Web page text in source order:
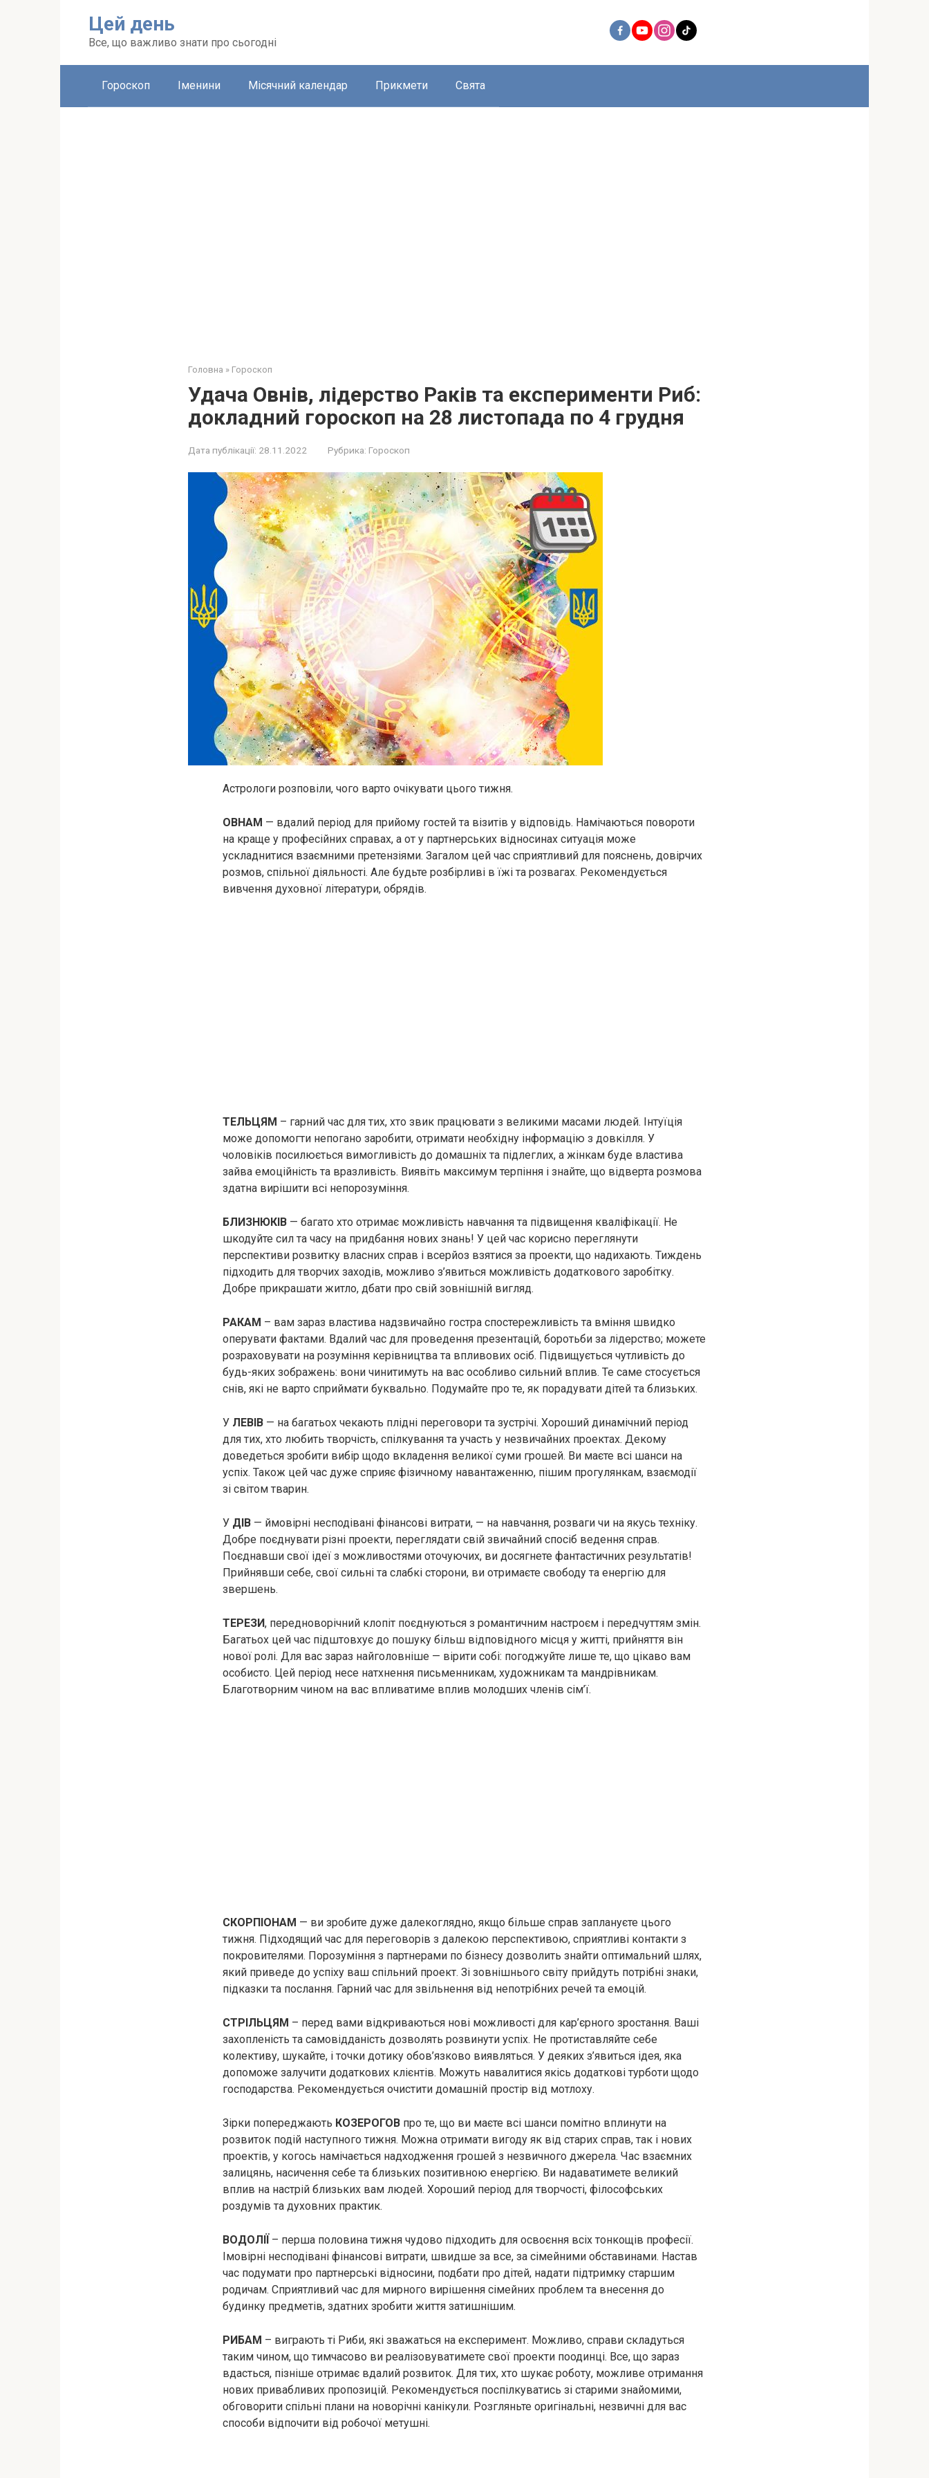
Цей день
Все, що важливо знати про сьогодні
Гороскоп Іменини Місячний календар Прикмети Свята
Головна » Гороскоп
Удача Овнів, лідерство Раків та експерименти Риб:
докладний гороскоп на 28 листопада по 4 грудня
Дата публікації: 28.11.2022 Рубрика: Гороскоп
Астрологи розповіли, чого варто очікувати цього тижня.
ОВНАМ — вдалий період для прийому гостей та візитів у відповідь. Намічаються повороти
на краще у професійних справах, а от у партнерських відносинах ситуація може
ускладнитися взаємними претензіями. Загалом цей час сприятливий для пояснень, довірчих
розмов, спільної діяльності. Але будьте розбірливі в їжі та розвагах. Рекомендується
вивчення духовної літератури, обрядів.
ТЕЛЬЦЯМ – гарний час для тих, хто звик працювати з великими масами людей. Інтуїція
може допомогти непогано заробити, отримати необхідну інформацію з довкілля. У
чоловіків посилюється вимогливість до домашніх та підлеглих, а жінкам буде властива
зайва емоційність та вразливість. Виявіть максимум терпіння і знайте, що відверта розмова
здатна вирішити всі непорозуміння.
БЛИЗНЮКІВ — багато хто отримає можливість навчання та підвищення кваліфікації. Не
шкодуйте сил та часу на придбання нових знань! У цей час корисно переглянути
перспективи розвитку власних справ і всерйоз взятися за проекти, що надихають. Тиждень
підходить для творчих заходів, можливо з’явиться можливість додаткового заробітку.
Добре прикрашати житло, дбати про свій зовнішній вигляд.
РАКАМ – вам зараз властива надзвичайно гостра спостережливість та вміння швидко
оперувати фактами. Вдалий час для проведення презентацій, боротьби за лідерство; можете
розраховувати на розуміння керівництва та впливових осіб. Підвищується чутливість до
будь-яких зображень: вони чинитимуть на вас особливо сильний вплив. Те саме стосується
снів, які не варто сприймати буквально. Подумайте про те, як порадувати дітей та близьких.
У ЛЕВІВ — на багатьох чекають плідні переговори та зустрічі. Хороший динамічний період
для тих, хто любить творчість, спілкування та участь у незвичайних проектах. Декому
доведеться зробити вибір щодо вкладення великої суми грошей. Ви маєте всі шанси на
успіх. Також цей час дуже сприяє фізичному навантаженню, пішим прогулянкам, взаємодії
зі світом тварин.
У ДІВ — ймовірні несподівані фінансові витрати, — на навчання, розваги чи на якусь техніку.
Добре поєднувати різні проекти, переглядати свій звичайний спосіб ведення справ.
Поєднавши свої ідеї з можливостями оточуючих, ви досягнете фантастичних результатів!
Прийнявши себе, свої сильні та слабкі сторони, ви отримаєте свободу та енергію для
звершень.
ТЕРЕЗИ, передноворічний клопіт поєднуються з романтичним настроєм і передчуттям змін.
Багатьох цей час підштовхує до пошуку більш відповідного місця у житті, прийняття він
нової ролі. Для вас зараз найголовніше — вірити собі: погоджуйте лише те, що цікаво вам
особисто. Цей період несе натхнення письменникам, художникам та мандрівникам.
Благотворним чином на вас впливатиме вплив молодших членів сім’ї.
СКОРПІОНАМ — ви зробите дуже далекоглядно, якщо більше справ заплануєте цього
тижня. Підходящий час для переговорів з далекою перспективою, сприятливі контакти з
покровителями. Порозуміння з партнерами по бізнесу дозволить знайти оптимальний шлях,
який приведе до успіху ваш спільний проект. Зі зовнішнього світу прийдуть потрібні знаки,
підказки та послання. Гарний час для звільнення від непотрібних речей та емоцій.
СТРІЛЬЦЯМ – перед вами відкриваються нові можливості для кар’єрного зростання. Ваші
захопленість та самовідданість дозволять розвинути успіх. Не протиставляйте себе
колективу, шукайте, і точки дотику обов’язково виявляться. У деяких з’явиться ідея, яка
допоможе залучити додаткових клієнтів. Можуть навалитися якісь додаткові турботи щодо
господарства. Рекомендується очистити домашній простір від мотлоху.
Зірки попереджають КОЗЕРОГОВ про те, що ви маєте всі шанси помітно вплинути на
розвиток подій наступного тижня. Можна отримати вигоду як від старих справ, так і нових
проектів, у когось намічається надходження грошей з незвичного джерела. Час взаємних
залицянь, насичення себе та близьких позитивною енергією. Ви надаватимете великий
вплив на настрій близьких вам людей. Хороший період для творчості, філософських
роздумів та духовних практик.
ВОДОЛІЇ – перша половина тижня чудово підходить для освоєння всіх тонкощів професії.
Імовірні несподівані фінансові витрати, швидше за все, за сімейними обставинами. Настав
час подумати про партнерські відносини, подбати про дітей, надати підтримку старшим
родичам. Сприятливий час для мирного вирішення сімейних проблем та внесення до
будинку предметів, здатних зробити життя затишнішим.
РИБАМ – виграють ті Риби, які зважаться на експеримент. Можливо, справи складуться
таким чином, що тимчасово ви реалізовуватимете свої проекти поодинці. Все, що зараз
вдасться, пізніше отримає вдалий розвиток. Для тих, хто шукає роботу, можливе отримання
нових привабливих пропозицій. Рекомендується поспілкуватись зі старими знайомими,
обговорити спільні плани на новорічні канікули. Розгляньте оригінальні, незвичні для вас
способи відпочити від робочої метушні.